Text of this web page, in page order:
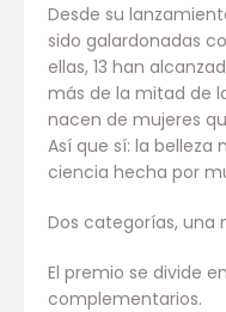
Desde su
sido galardonadas
ellas, 13 han
más de la mitad de
nacen de mujeres
Así que sí: la belleza
ciencia hecha por
Dos categorías, una
El premio se divide
complementarios.